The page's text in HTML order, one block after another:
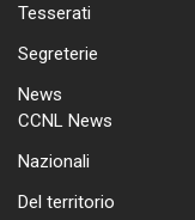
Tesserati
Segreterie
News
CCNL News
Nazionali
Del territorio